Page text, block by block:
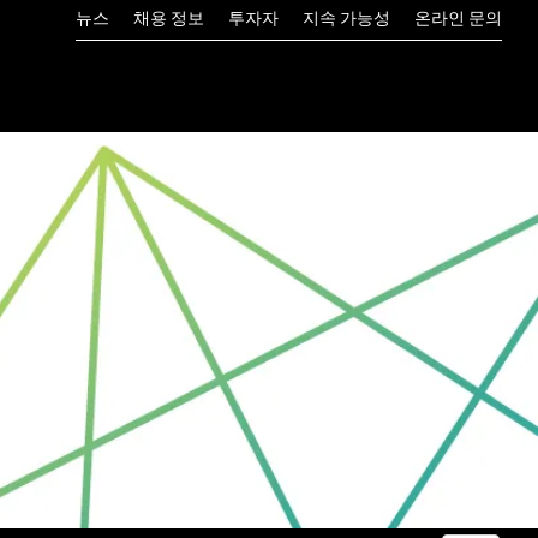
뉴스 채용 정보 투자자 지속 가능성 온라인 문의